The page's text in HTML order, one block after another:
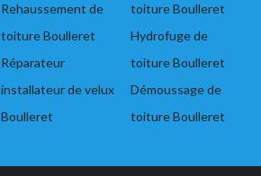
Rehaussement de
toiture Boulleret
Réparateur
installateur de velux
Boulleret
toiture Boulleret
Hydrofuge de
toiture Boulleret
Démoussage de
toiture Boulleret